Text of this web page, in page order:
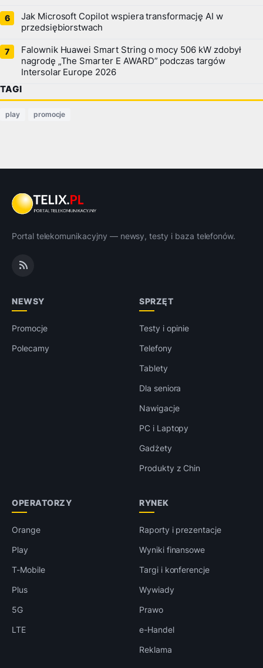
Jak Microsoft Copilot wspiera transformację AI w
przedsiębiorstwach
Falownik Huawei Smart String o mocy 506 kW zdobył
nagrodę „The Smarter E AWARD” podczas targów
Intersolar Europe 2026
TAGI
play promocje
Portal telekomunikacyjny — newsy, testy i baza telefonów.
NEWSY
Promocje
Polecamy
SPRZĘT
Testy i opinie
Telefony
Tablety
Dla seniora
Nawigacje
PC i Laptopy
Gadżety
Produkty z Chin
OPERATORZY
Orange
Play
T-Mobile
Plus
5G
LTE
RYNEK
Raporty i prezentacje
Wyniki finansowe
Targi i konferencje
Wywiady
Prawo
e-Handel
Reklama